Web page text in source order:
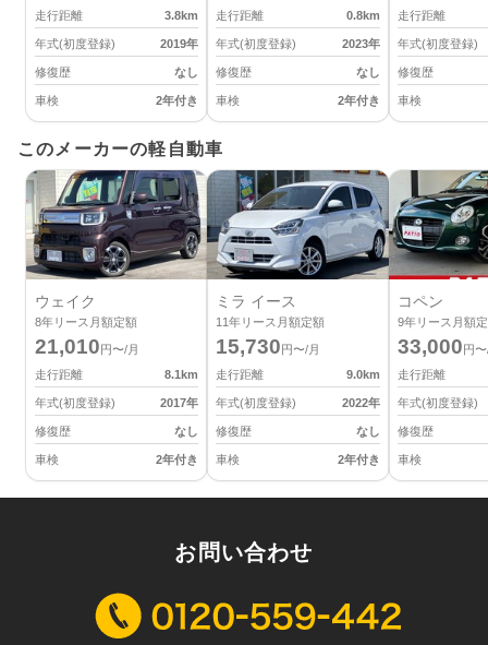
走行距離
3.8km
年式(初度登録) 2019年
修復歴 なし
車検 2年付き
走行距離
0.8km
年式(初度登録) 2023年
修復歴 なし
車検 2年付き
走行距離
年式(初度登録)
修復歴
車検
このメーカーの軽自動車
ウェイク
8年リース月額定額
21,010円〜/月
走行距離
8.1km
年式(初度登録) 2017年
修復歴 なし
車検 2年付き
ミラ イース
11年リース月額定額
15,730円〜/月
走行距離
9.0km
年式(初度登録) 2022年
修復歴 なし
車検 2年付き
コペン
9年リース月額
33,000円
走行距離
年式(初度登録)
修復歴
車検
お問い合わせ